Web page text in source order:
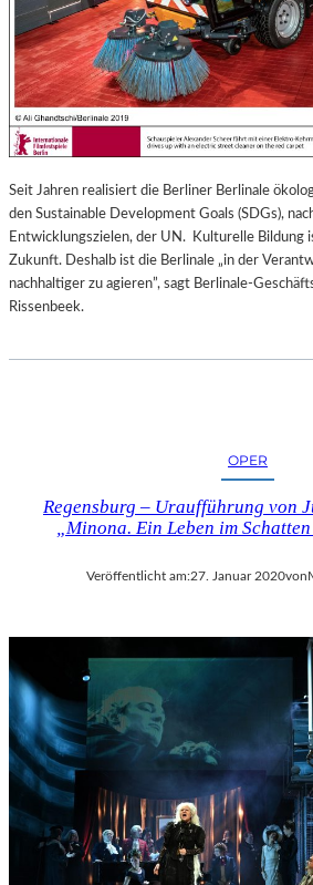
Seit Jahren realisiert die Berliner Berlinale
den Sustainable Development Goals (SDGs),
Entwicklungszielen, der UN. Kulturelle Bildung
Zukunft. Deshalb ist die Berlinale „in der
nachhaltiger zu agieren”, sagt Berlinale-
Rissenbeek.
OPER
Regensburg – Uraufführung von
„Minona. Ein Leben im
Veröffentlicht am:27. Januar 2020von